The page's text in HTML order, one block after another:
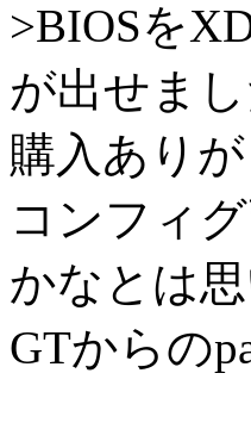
>BIOSを
が出せまし
購入あり
コンフィ
かなとは思
GTからの